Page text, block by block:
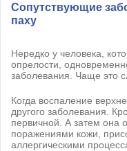
Сопутствующие
паху
Нередко у человека,
опрелости,
заболевания. Чаще это
Когда воспаление
другого заболевания.
первичной. А затем она
поражениями кожи,
аллергическими